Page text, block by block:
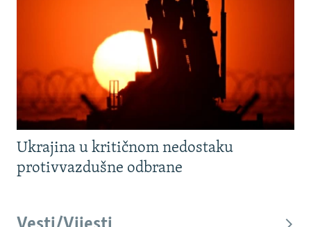
Ukrajina u kritičnom nedostaku
protivvazdušne odbrane